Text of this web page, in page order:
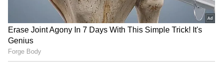
బంగాళాఖాతంలో అల్పపీడనం...ఇక ఏపీలో
దంచుడే | Asianet News Telugu